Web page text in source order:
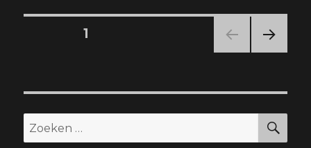
Berichten
PAGINA1
PAGI
NA
Zoeken
naar: